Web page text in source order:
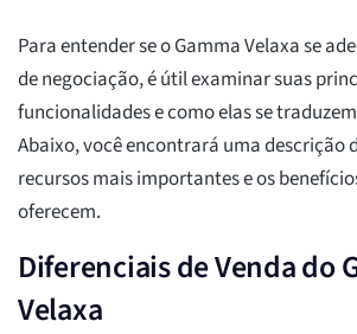
Para entender se o Gamma Velaxa se
de negociação, é útil examinar suas
funcionalidades e como elas se
Abaixo, você encontrará uma descrição
recursos mais importantes e os
oferecem.
Diferenciais de Venda do
Velaxa